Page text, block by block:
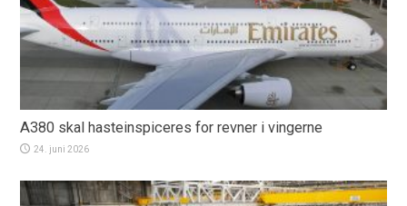
A380 skal hasteinspiceres for revner i vingerne
24. juni 2026